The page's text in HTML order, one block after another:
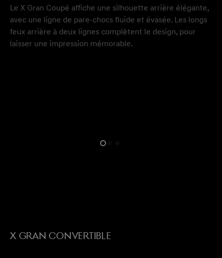
Le X Gran Coupé affiche une silhouette arrière élégante,
avec une ligne de pare-chocs fluide et évasée. Les longs
feux arrière à deux lignes complètent le design, pour
laisser une impression mémorable.
X GRAN CONVERTIBLE